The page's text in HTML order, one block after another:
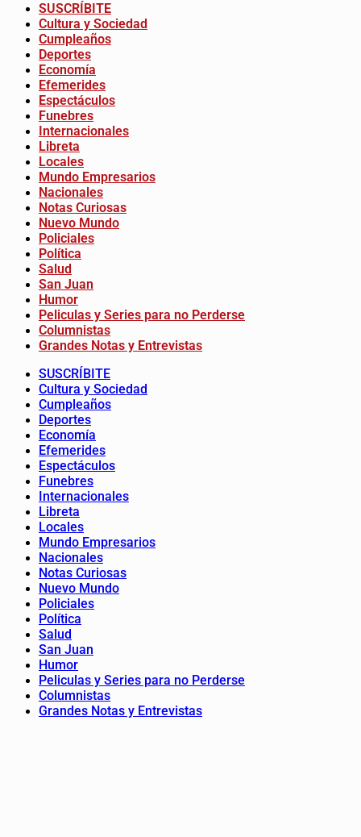
SUSCRÍBITE
Cultura y Sociedad
Cumpleaños
Deportes
Economía
Efemerides
Espectáculos
Funebres
Internacionales
Libreta
Locales
Mundo Empresarios
Nacionales
Notas Curiosas
Nuevo Mundo
Policiales
Política
Salud
San Juan
Humor
Peliculas y Series para no Perderse
Columnistas
Grandes Notas y Entrevistas
SUSCRÍBITE
Cultura y Sociedad
Cumpleaños
Deportes
Economía
Efemerides
Espectáculos
Funebres
Internacionales
Libreta
Locales
Mundo Empresarios
Nacionales
Notas Curiosas
Nuevo Mundo
Policiales
Política
Salud
San Juan
Humor
Peliculas y Series para no Perderse
Columnistas
Grandes Notas y Entrevistas